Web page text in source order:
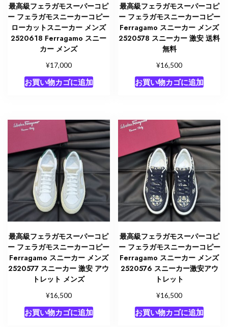
最高級フェラガモスーパーコピ
ー フェラガモスニーカーコピー
ローカットスニーカー メンズ
2520618 Ferragamo スニー
カー メンズ
¥17,000
お買い物カゴに追加
最高級フェラガモスーパーコピ
ー フェラガモスニーカーコピー
Ferragamo スニーカー メンズ
2520578 スニーカー 激安 送料
無料
¥16,500
お買い物カゴに追加
最高級フェラガモスーパーコピ
ー フェラガモスニーカーコピー
Ferragamo スニーカー メンズ
2520577 スニーカー 激安 アウ
トレット メンズ
¥16,500
お買い物カゴに追加
最高級フェラガモスーパーコピ
ー フェラガモスニーカーコピー
Ferragamo スニーカー メンズ
2520576 スニーカー激安アウ
トレット
¥16,500
お買い物カゴに追加